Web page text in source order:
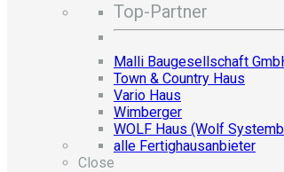
Top-Partner
Malli Baugesellschaft
Town & Country Haus
Vario Haus
Wimberger
WOLF Haus (Wolf
alle Fertighausanbieter
Close